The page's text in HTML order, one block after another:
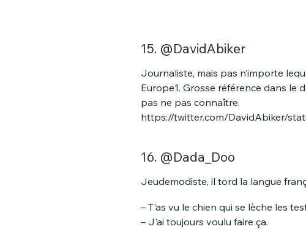
15. @DavidAbiker
Journaliste, mais pas n’importe
Europe1. Grosse référence dans le
pas ne pas connaître.
https://twitter.com/DavidAbiker/
16. @Dada_Doo
Jeudemodiste, il tord la langue
– T'as vu le chien qui se lèche les
– J'ai toujours voulu faire ça.
PSEUDO*
PASSWORD*
VOTRE PARTICIPATION
Que souhaitez-
Quelques
tweets
C'EST PARTI